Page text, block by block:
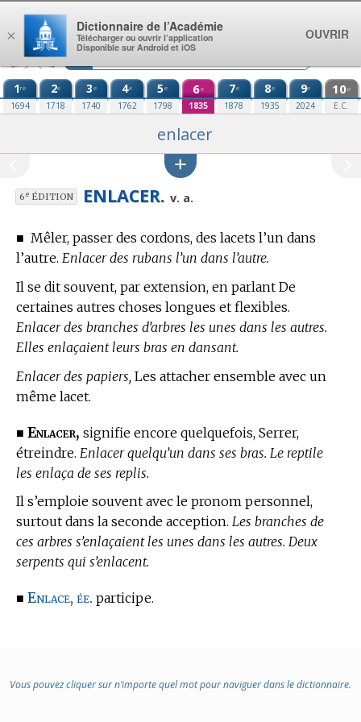
Aller au contenu
1re
1694
2e
1718
3e
1740
4e
1762
5e
1798
6e
1835
7e
1878
8e
1935
9e
2024
10e
E.C.
enlacer
6eÉDITION ENLACER. v. a.
■ Mêler, passer des cordons, des lacets l’un dans
l’autre. Enlacer des rubans l’un dans l’autre.
Il se dit souvent, par extension, en parlant De
certaines autres choses longues et flexibles.
Enlacer des branches d’arbres les unes dans les autres.
Elles enlaçaient leurs bras en dansant.
Enlacer des papiers, Les attacher ensemble avec un
même lacet.
■ Enlacer, signifie encore quelquefois, Serrer,
étreindre. Enlacer quelqu’un dans ses bras. Le reptile
les enlaça de ses replis.
Il s’emploie souvent avec le pronom personnel,
surtout dans la seconde acception. Les branches de
ces arbres s’enlaçaient les unes dans les autres. Deux
serpents qui s’enlacent.
■ Enlace, ée. participe.
Vous pouvez cliquer sur n’importe quel mot pour naviguer dans le dictionnaire.
×
Dictionnaire de l’Académie
Télécharger ou ouvrir l’application
Disponible sur Android et iOS
OUVRIR